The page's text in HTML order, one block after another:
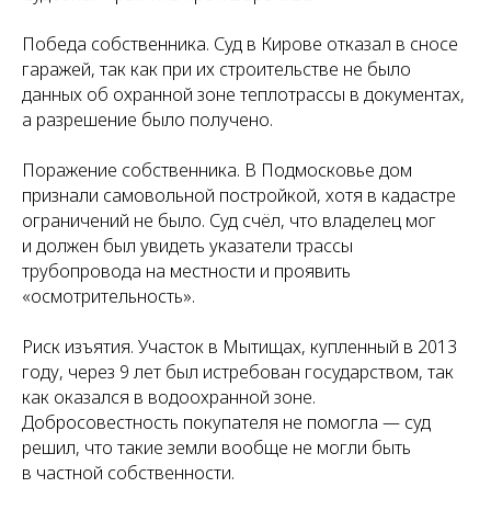
Победа собственника. Суд в Кирове отказал в сносе
гаражей, так как при их строительстве не было
данных об охранной зоне теплотрассы в документах,
а разрешение было получено.
Поражение собственника. В Подмосковье дом
признали самовольной постройкой, хотя в кадастре
ограничений не было. Суд счёл, что владелец мог
и должен был увидеть указатели трассы
трубопровода на местности и проявить
«осмотрительность».
Риск изъятия. Участок в Мытищах, купленный в 2013
году, через 9 лет был истребован государством, так
как оказался в водоохранной зоне.
Добросовестность покупателя не помогла — суд
решил, что такие земли вообще не могли быть
в частной собственности.